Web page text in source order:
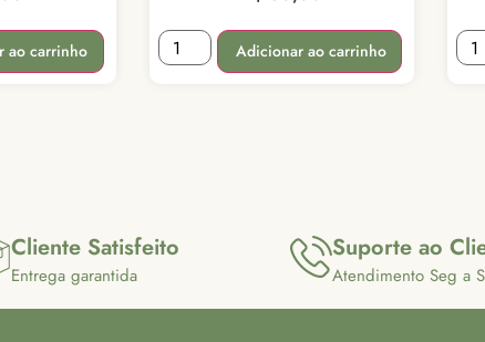
ao carrinho Adicionar ao carrinho
Cliente Satisfeito
Entrega garantida
Suporte ao
Atendimento Seg a